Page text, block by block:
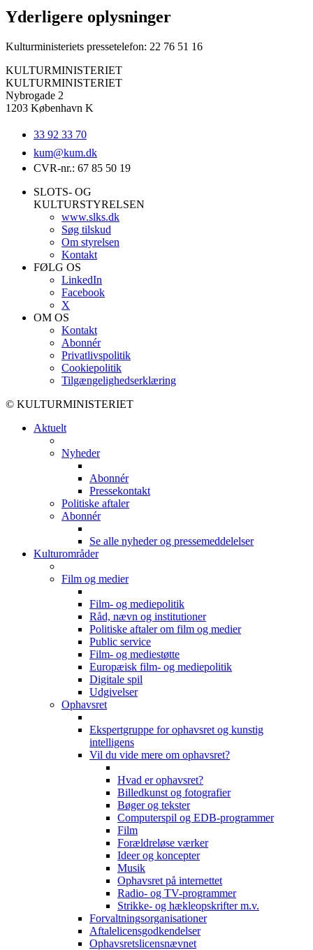
Yderligere oplysninger
Kulturministeriets pressetelefon: 22 76 51 16
KULTURMINISTERIET
KULTURMINISTERIET
Nybrogade 2
1203 København K
33 92 33 70
kum@kum.dk
CVR-nr.: 67 85 50 19
SLOTS- OG
KULTURSTYRELSEN
www.slks.dk
Søg tilskud
Om styrelsen
Kontakt
FØLG OS
LinkedIn
Facebook
X
OM OS
Kontakt
Abonnér
Privatlivspolitik
Cookiepolitik
Tilgængelighedserklæring
© KULTURMINISTERIET
Aktuelt
Nyheder
Abonnér
Pressekontakt
Politiske aftaler
Abonnér
Se alle nyheder og pressemeddelelser
Kulturområder
Film og medier
Film- og mediepolitik
Råd, nævn og institutioner
Politiske aftaler om film og medier
Public service
Film- og mediestøtte
Europæisk film- og mediepolitik
Digitale spil
Udgivelser
Ophavsret
Ekspertgruppe for ophavsret og kunstig
intelligens
Vil du vide mere om ophavsret?
Hvad er ophavsret?
Billedkunst og fotografier
Bøger og tekster
Computerspil og EDB-programmer
Film
Forældreløse værker
Ideer og koncepter
Musik
Ophavsret på internettet
Radio- og TV-programmer
Strikke- og hækleopskrifter m.v.
Forvaltningsorganisationer
Aftalelicensgodkendelser
Ophavsretslicensnævnet